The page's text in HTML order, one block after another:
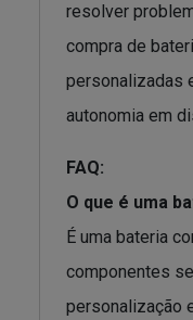
resolver
compra de
personalizadas
autonomia em
FAQ:
O que é uma
É uma bateria
componentes
personalização